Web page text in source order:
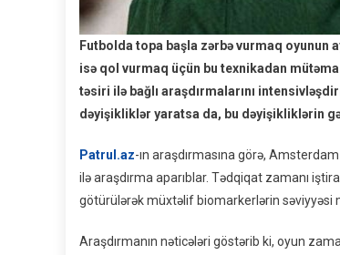
Futbolda topa başla zərbə vurmaq oyunun
isə qol vurmaq üçün bu texnikadan
təsiri ilə bağlı araşdırmalarını
dəyişikliklər yaratsa da, bu dəyişikliklərin
Patrul.az-ın araşdırmasına görə,
ilə araşdırma aparıblar. Tədqiqat zamanı
götürülərək müxtəlif biomarkerlərin səviyyəsi
Araşdırmanın nəticələri göstərib ki, oyun